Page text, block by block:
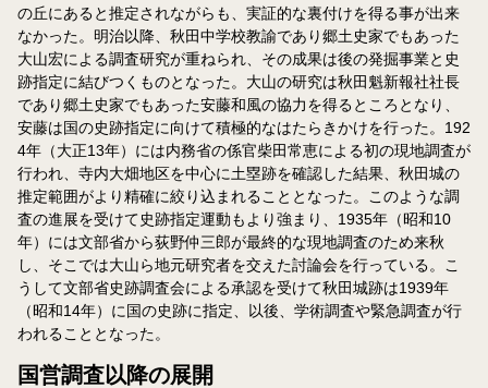
の丘にあると推定されながらも、実証的な裏付けを得る事が出来
なかった。明治以降、秋田中学校教諭であり郷土史家でもあった
大山宏による調査研究が重ねられ、その成果は後の発掘事業と史
跡指定に結びつくものとなった。大山の研究は秋田魁新報社社長
であり郷土史家でもあった安藤和風の協力を得るところとなり、
安藤は国の史跡指定に向けて積極的なはたらきかけを行った。192
4年（大正13年）には内務省の係官柴田常恵による初の現地調査が
行われ、寺内大畑地区を中心に土塁跡を確認した結果、秋田城の
推定範囲がより精確に絞り込まれることとなった。このような調
査の進展を受けて史跡指定運動もより強まり、1935年（昭和10
年）には文部省から荻野仲三郎が最終的な現地調査のため来秋
し、そこでは大山ら地元研究者を交えた討論会を行っている。こ
うして文部省史跡調査会による承認を受けて秋田城跡は1939年
（昭和14年）に国の史跡に指定、以後、学術調査や緊急調査が行
われることとなった。
国営調査以降の展開